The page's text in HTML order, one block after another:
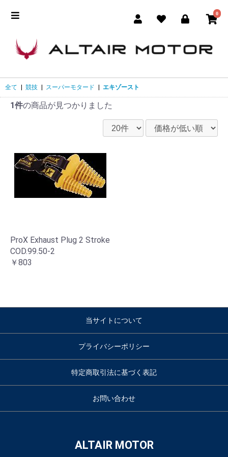
0
全て 競技 スーパーモタード エキゾースト
1件の商品が見つかりました
ProX Exhaust Plug 2 Stroke
COD.99.50-2
￥803
当サイトについて
プライバシーポリシー
特定商取引法に基づく表記
お問い合わせ
ALTAIR MOTOR